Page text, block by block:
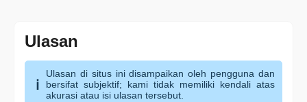
Ulasan
Ulasan di situs ini disampaikan oleh pengguna dan
bersifat subjektif; kami tidak memiliki kendali atas
akurasi atau isi ulasan tersebut.